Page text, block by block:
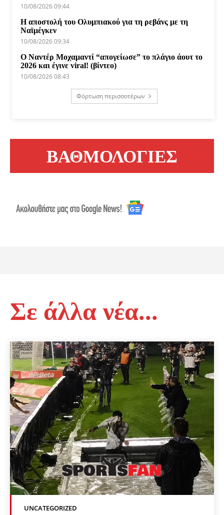
10/08/2026 09:44
Η αποστολή του Ολυμπιακού για τη ρεβάνς με τη
Ναϊμέγκεν
10/08/2026 09:34
Ο Ναντέρ Μοχαμαντί “απογείωσε” το πλάγιο άουτ το
2026 και έγινε viral! (βίντεο)
10/08/2026 08:43
Φόρτωση περισσοτέρων
ΒΑΘΜΟΛΟΓΙΕΣ
Σε άλλα νέα...
UNCATEGORIZED